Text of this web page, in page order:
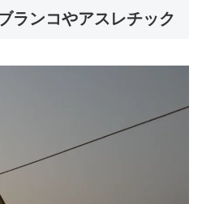
ランコやアスレチック